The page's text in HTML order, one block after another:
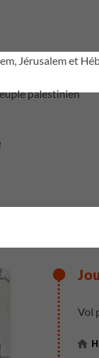
Jérusalem et
palestinien
Vol